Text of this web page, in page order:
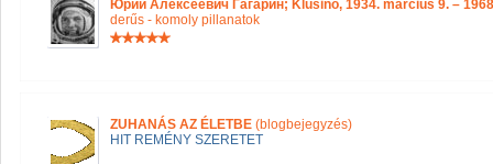
Юрий Алексеевич Гагарин; Klusino, 1934. március 9. –
derűs - komoly pillanatok
ZUHANÁS AZ ÉLETBE (blogbejegyzés)
HIT REMÉNY SZERETET